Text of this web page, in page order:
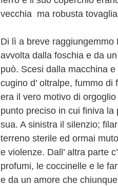
vecchia ma robusta
Di lì a breve
avvolta dalla foschia e da
può. Scesi dalla macchina
cugino d’ oltralpe, fummo
era il vero motivo di
punto preciso in cui finiva
sua. A sinistra il silenzio;
terreno sterile ed ormai
e violenze. Dall’ altra parte
profumi, le coccinelle e le
e da un amore che